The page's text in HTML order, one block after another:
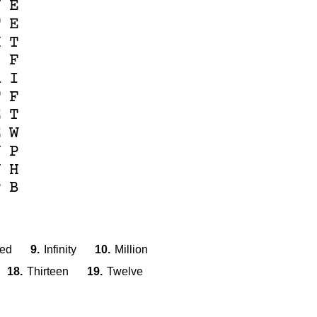
E
E
T
F
I
F
T
W
P
H
B
9. Infinity 10. Million
18. Thirteen 19. Twelve